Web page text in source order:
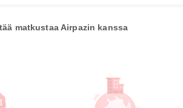
matkustaa Airpazin kanssa